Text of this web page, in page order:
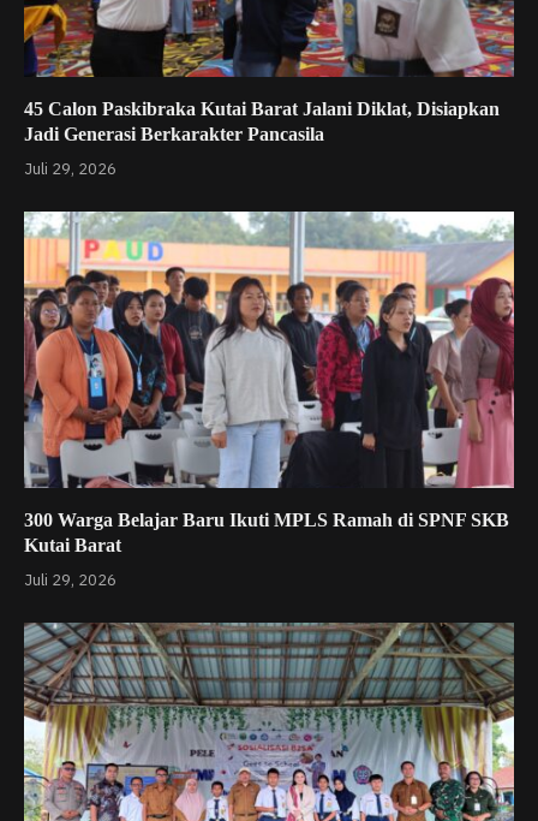
45 Calon Paskibraka Kutai Barat Jalani Diklat, Disiapkan
Jadi Generasi Berkarakter Pancasila
Juli 29, 2026
300 Warga Belajar Baru Ikuti MPLS Ramah di SPNF SKB
Kutai Barat
Juli 29, 2026